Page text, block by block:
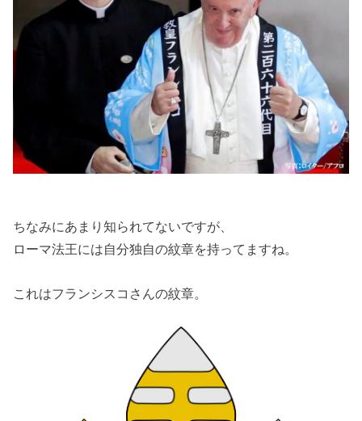
ちなみにあまり知られてないですが、
ローマ法王には自分独自の紋章を持ってますね。
これはフランシスコさんの紋章。